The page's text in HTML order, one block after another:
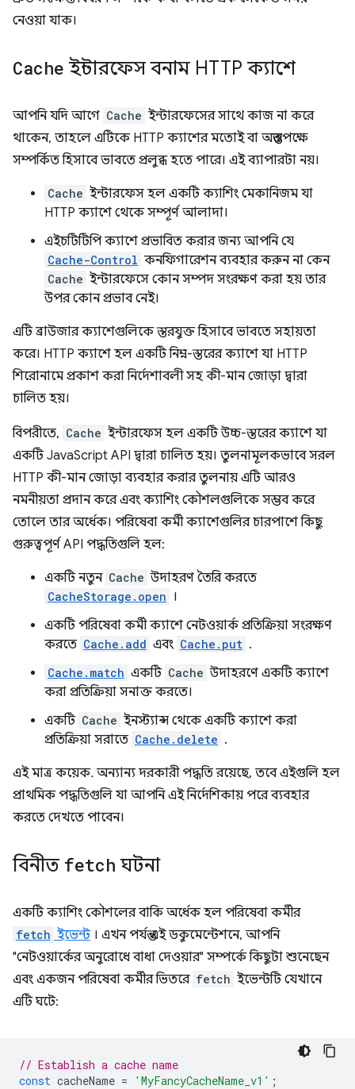
নেওয়া যাক।
Cache ইন্টারফেস বনাম HTTP ক্যাশে
আপনি যদি আগে Cache ইন্টারফেসের সাথে কাজ না করে
থাকেন, তাহলে এটিকে HTTP ক্যাশের মতোই বা অন্ততপক্ষে
সম্পর্কিত হিসাবে ভাবতে প্রলুব্ধ হতে পারে। এই ব্যাপারটা নয়।
Cache ইন্টারফেস হল একটি ক্যাশিং মেকানিজম যা
HTTP ক্যাশে থেকে সম্পূর্ণ আলাদা।
এইচটিটিপি ক্যাশে প্রভাবিত করার জন্য আপনি যে
Cache-Control কনফিগারেশন ব্যবহার করুন না কেন
Cache ইন্টারফেসে কোন সম্পদ সংরক্ষণ করা হয় তার
উপর কোন প্রভাব নেই।
এটি ব্রাউজার ক্যাশেগুলিকে স্তরযুক্ত হিসাবে ভাবতে সহায়তা
করে। HTTP ক্যাশে হল একটি নিম্ন-স্তরের ক্যাশে যা HTTP
শিরোনামে প্রকাশ করা নির্দেশাবলী সহ কী-মান জোড়া দ্বারা
চালিত হয়।
বিপরীতে, Cache ইন্টারফেস হল একটি উচ্চ-স্তরের ক্যাশে যা
একটি JavaScript API দ্বারা চালিত হয়। তুলনামূলকভাবে সরল
HTTP কী-মান জোড়া ব্যবহার করার তুলনায় এটি আরও
নমনীয়তা প্রদান করে এবং ক্যাশিং কৌশলগুলিকে সম্ভব করে
তোলে তার অর্ধেক। পরিষেবা কর্মী ক্যাশেগুলির চারপাশে কিছু
গুরুত্বপূর্ণ API পদ্ধতিগুলি হল:
একটি নতুন Cache উদাহরণ তৈরি করতে
CacheStorage.open ।
একটি পরিষেবা কর্মী ক্যাশে নেটওয়ার্ক প্রতিক্রিয়া সংরক্ষণ
করতে Cache.add এবং Cache.put .
Cache.match একটি Cache উদাহরণে একটি ক্যাশে
করা প্রতিক্রিয়া সনাক্ত করতে।
একটি Cache ইনস্ট্যান্স থেকে একটি ক্যাশে করা
প্রতিক্রিয়া সরাতে Cache.delete .
এই মাত্র কয়েক. অন্যান্য দরকারী পদ্ধতি রয়েছে, তবে এইগুলি হল
প্রাথমিক পদ্ধতিগুলি যা আপনি এই নির্দেশিকায় পরে ব্যবহার
করতে দেখতে পাবেন।
বিনীত fetch ঘটনা
একটি ক্যাশিং কৌশলের বাকি অর্ধেক হল পরিষেবা কর্মীর
fetch ইভেন্ট। এখন পর্যন্ত এই ডকুমেন্টেশনে, আপনি
"নেটওয়ার্কের অনুরোধে বাধা দেওয়ার" সম্পর্কে কিছুটা শুনেছেন
এবং একজন পরিষেবা কর্মীর ভিতরে fetch ইভেন্টটি যেখানে
এটি ঘটে:
// Establish a cache name
const cacheName = 'MyFancyCacheName_v1' ;